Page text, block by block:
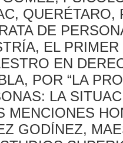
DE
EL
EN
POR “LA
LA
MENCIONES
GODÍNEZ,